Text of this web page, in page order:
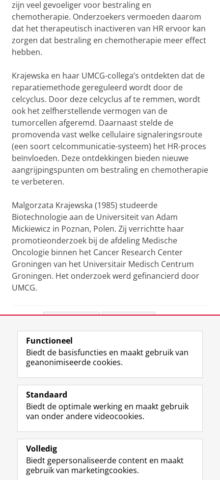
zijn veel gevoeliger voor bestraling en
chemotherapie. Onderzoekers vermoeden daarom
dat het therapeutisch inactiveren van HR ervoor kan
zorgen dat bestraling en chemotherapie meer effect
hebben.
Krajewska en haar UMCG-collega’s ontdekten dat de
reparatiemethode gereguleerd wordt door de
celcyclus. Door deze celcyclus af te remmen, wordt
ook het zelfherstellende vermogen van de
tumorcellen afgeremd. Daarnaast stelde de
promovenda vast welke cellulaire signaleringsroute
(een soort celcommunicatie-systeem) het HR-proces
beïnvloeden. Deze ontdekkingen bieden nieuwe
aangrijpingspunten om bestraling en chemotherapie
te verbeteren.
Malgorzata Krajewska (1985) studeerde
Biotechnologie aan de Universiteit van Adam
Mickiewicz in Poznan, Polen. Zij verrichtte haar
promotieonderzoek bij de afdeling Medische
Oncologie binnen het Cancer Research Center
Groningen van het Universitair Medisch Centrum
Groningen. Het onderzoek werd gefinancierd door
UMCG.
View this page in:English
Volg de RUG
F
a
e
b
o
p
a
L
i
k
e
I
-
p
R
S
-
f
e
R
I
n
t
r
m
Y
o
T
e
k
Studiekiezers
Alumni
Over ons
Functioneel
Biedt de basisfuncties en maakt gebruik van
geanonimiseerde cookies.
Standaard
Biedt de optimale werking en maakt gebruik
van onder andere videocookies.
Volledig
Biedt gepersonaliseerde content en maakt
gebruik van marketingcookies.